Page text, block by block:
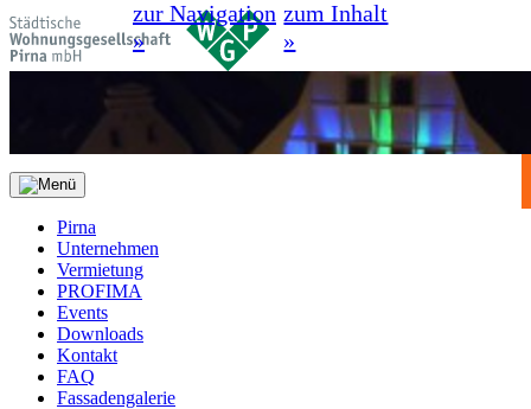
zur Navigation
»
zum Inhalt
»
Pirna
Unternehmen
Vermietung
PROFIMA
Events
Downloads
Kontakt
FAQ
Fassadengalerie